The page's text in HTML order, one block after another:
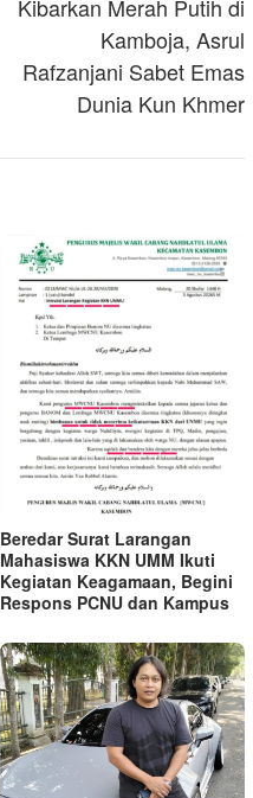
Kibarkan Merah Putih di
Kamboja, Asrul
Rafzanjani Sabet Emas
Dunia Kun Khmer
Beredar Surat Larangan
Mahasiswa KKN UMM Ikuti
Kegiatan Keagamaan, Begini
Respons PCNU dan Kampus